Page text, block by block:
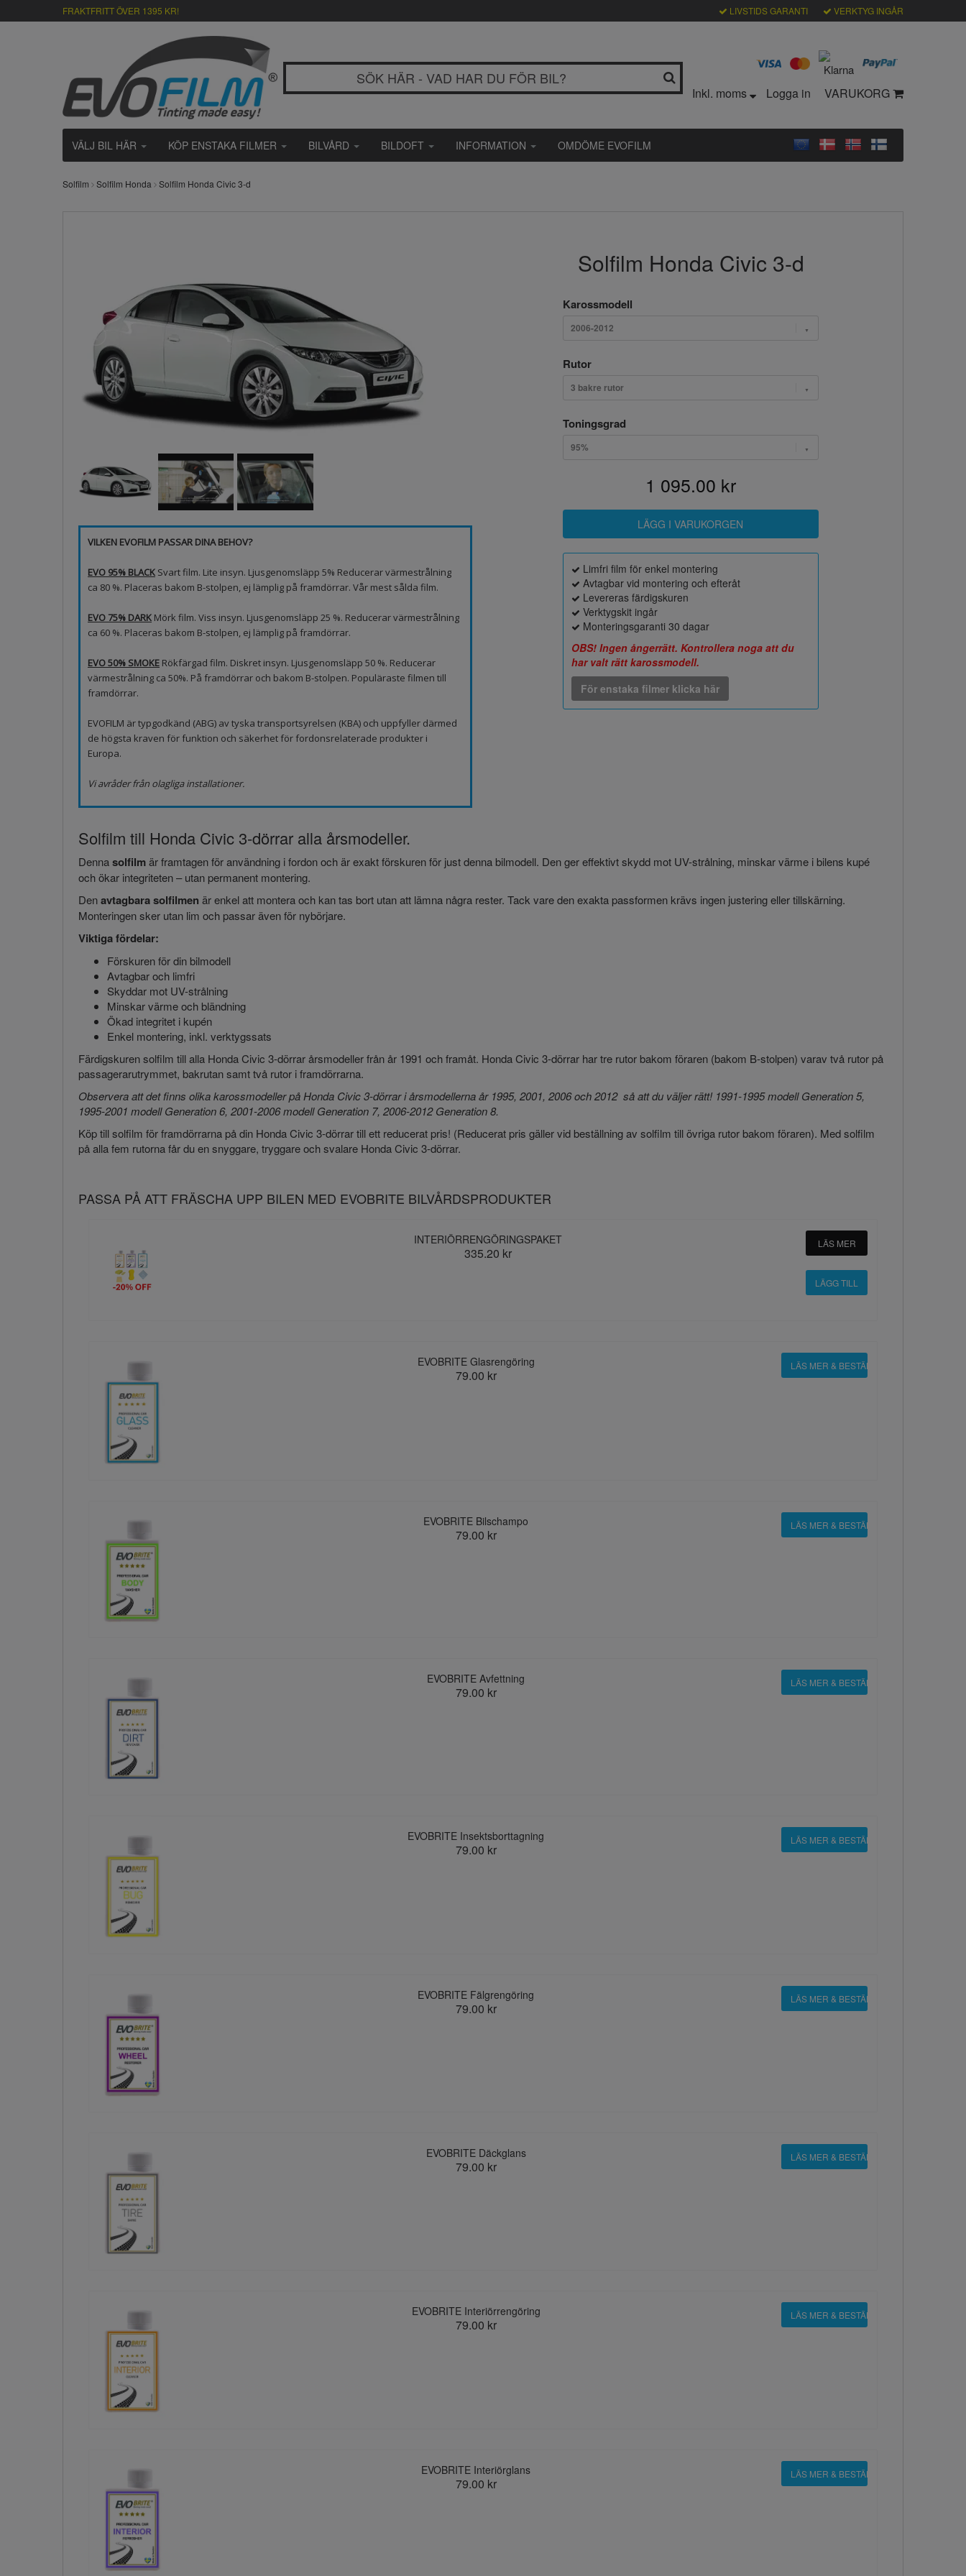
FRAKTFRITT ÖVER 1395 KR! LIVSTIDS GARANTI VERKTYG INGÅR
Inkl. moms Logga in VARUKORG
VÄLJ BIL HÄR KÖP ENSTAKA FILMER BILVÅRD BILDOFT INFORMATION OMDÖME EVOFILM
Solfilm Solfilm Honda Solfilm Honda Civic 3-d
VILKEN EVOFILM PASSAR DINA BEHOV?
EVO 95% BLACK Svart film. Lite insyn. Ljusgenomsläpp 5% Reducerar värmestrålning
ca 80 %. Placeras bakom B-stolpen, ej lämplig på framdörrar. Vår mest sålda film.
EVO 75% DARK Mörk film. Viss insyn. Ljusgenomsläpp 25 %. Reducerar värmestrålning
ca 60 %. Placeras bakom B-stolpen, ej lämplig på framdörrar.
EVO 50% SMOKE Rökfärgad film. Diskret insyn. Ljusgenomsläpp 50 %. Reducerar
värmestrålning ca 50%. På framdörrar och bakom B-stolpen. Populäraste filmen till
framdörrar.
EVOFILM är typgodkänd (ABG) av tyska transportsyrelsen (KBA) och uppfyller därmed
de högsta kraven för funktion och säkerhet för fordonsrelaterade produkter i
Europa.
Vi avråder från olagliga installationer.
Solfilm Honda Civic 3-d
Karossmodell
2006-2012
Rutor
3 bakre rutor
Toningsgrad
95%
1 095.00 kr
Limfri film för enkel montering
Avtagbar vid montering och efteråt
Levereras färdigskuren
Verktygskit ingår
Monteringsgaranti 30 dagar
OBS! Ingen ångerrätt. Kontrollera noga att du
har valt rätt karossmodell.
För enstaka filmer klicka här
Solfilm till Honda Civic 3-dörrar alla årsmodeller.
Dennasolfilmär framtagen för användning i fordon och är exakt förskuren för just denna bilmodell. Den ger effektivt skydd mot UV-strålning, minskar värme i bilens kupé
och ökar integriteten – utan permanent montering.
Denavtagbara solfilmen är enkel att montera och kan tas bort utan att lämna några rester. Tack vare den exakta passformen krävs ingen justering eller tillskärning.
Monteringen sker utan lim och passar även för nybörjare.
Viktiga fördelar:
Förskuren för din bilmodell
Avtagbar och limfri
Skyddar mot UV-strålning
Minskar värme och bländning
Ökad integritet i kupén
Enkel montering, inkl. verktygssats
Färdigskuren solfilm till alla Honda Civic 3-dörrar årsmodeller från år 1991 och framåt. Honda Civic 3-dörrar har tre rutor bakom föraren (bakom B-stolpen) varav två rutor på
passagerarutrymmet, bakrutan samt två rutor i framdörrarna.
Observera att det finns olika karossmodeller på Honda Civic 3-dörrar i årsmodellerna år 1995, 2001, 2006 och 2012 så att du väljer rätt! 1991-1995 modell Generation 5,
1995-2001 modell Generation 6, 2001-2006 modell Generation 7, 2006-2012 Generation 8.
Köp till solfilm för framdörrarna på din Honda Civic 3-dörrar till ett reducerat pris! (Reducerat pris gäller vid beställning av solfilm till övriga rutor bakom föraren). Med solfilm
på alla fem rutorna får du en snyggare, tryggare och svalare Honda Civic 3-dörrar.
PASSA PÅ ATT FRÄSCHA UPP BILEN MED EVOBRITE BILVÅRDSPRODUKTER
INTERIÖRRENGÖRINGSPAKET
335.20 kr
LÄS MER
EVOBRITE Glasrengöring
79.00 kr
LÄS MER & BESTÄLL
EVOBRITE Bilschampo
79.00 kr
LÄS MER & BESTÄLL
EVOBRITE Avfettning
79.00 kr
LÄS MER & BESTÄLL
EVOBRITE Insektsborttagning
79.00 kr
LÄS MER & BESTÄLL
EVOBRITE Fälgrengöring
79.00 kr
LÄS MER & BESTÄLL
EVOBRITE Däckglans
79.00 kr
LÄS MER & BESTÄLL
EVOBRITE Interiörrengöring
79.00 kr
LÄS MER & BESTÄLL
EVOBRITE Interiörglans
79.00 kr
LÄS MER & BESTÄLL